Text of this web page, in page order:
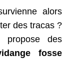
alors
des tracas ?
des
fosse